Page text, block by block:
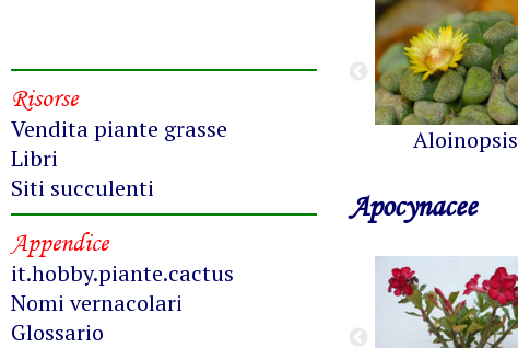
Aloinopsis
Apocynacee
Risorse
Vendita piante grasse
Libri
Siti succulenti
Appendice
it.hobby.piante.cactus
Nomi vernacolari
Glossario